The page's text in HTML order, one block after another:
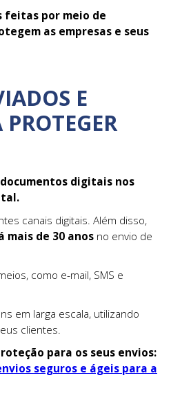
feitas por meio de
as empresas e seus
E
documentos digitais nos
canais digitais. Além disso,
mais de 30 anos no envio de
como e-mail, SMS e
em larga escala, utilizando
clientes.
para os seus envios:
seguros e ágeis para a